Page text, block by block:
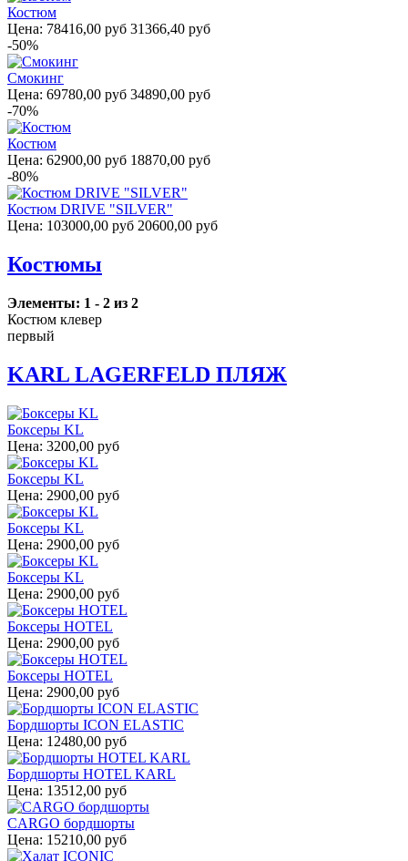
Костюм
Цена: 78416,00 руб 31366,40 руб
-50%
Смокинг
Цена: 69780,00 руб 34890,00 руб
-70%
Костюм
Цена: 62900,00 руб 18870,00 руб
-80%
Костюм DRIVE "SILVER"
Цена: 103000,00 руб 20600,00 руб
Костюмы
Элементы: 1 - 2 из 2
Костюм клевер
первый
KARL LAGERFELD ПЛЯЖ
Боксеры KL
Цена: 3200,00 руб
Боксеры KL
Цена: 2900,00 руб
Боксеры KL
Цена: 2900,00 руб
Боксеры KL
Цена: 2900,00 руб
Боксеры HOTEL
Цена: 2900,00 руб
Боксеры HOTEL
Цена: 2900,00 руб
Бордшорты ICON ELASTIC
Цена: 12480,00 руб
Бордшорты HOTEL KARL
Цена: 13512,00 руб
CARGO бордшорты
Цена: 15210,00 руб